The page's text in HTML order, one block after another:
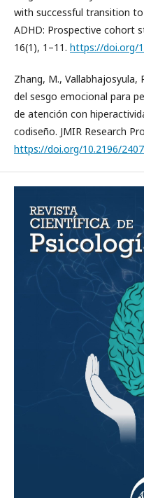
with successful transition
ADHD: Prospective cohort
16(1), 1–11. https://doi.org/
Zhang, M., Vallabhajosyula,
del sesgo emocional para
de atención con
codiseño. JMIR Research
https://doi.org/10.2196/